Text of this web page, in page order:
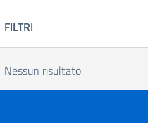
FILTRI
Nessun risultato